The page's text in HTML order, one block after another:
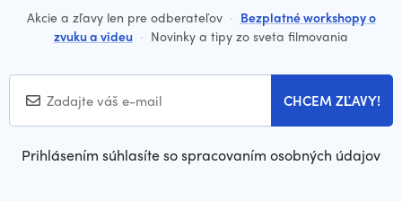
Akcie a zľavy len pre odberateľov · Bezplatné workshopy o
zvuku a videu · Novinky a tipy zo sveta filmovania
CHCEM ZĽAVY!
Prihlásením súhlasíte so spracovaním osobných údajov